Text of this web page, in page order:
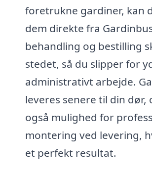
foretrukne gardiner, kan
dem direkte fra
behandling og bestilling
stedet, så du slipper for
administrativt arbejde.
leveres senere til din dør,
også mulighed for
montering ved levering,
et perfekt resultat.